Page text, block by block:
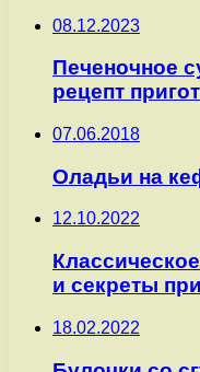
08.12.2023
Печеночное
рецепт
07.06.2018
Оладьи на
12.10.2022
и секреты
18.02.2022